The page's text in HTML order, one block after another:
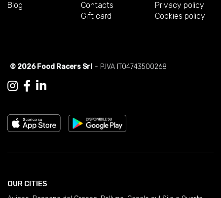
Blog
Contacts
Gift card
Privacy policy
Cookies policy
© 2026 Food Racers Srl - P.IVA IT04743500268
OUR CITIES